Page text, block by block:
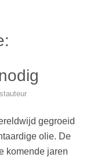
gegroeid
olie. De
komende jaren